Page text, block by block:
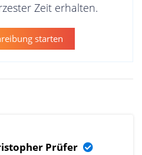
Zeit erhalten.
starten
Prüfer